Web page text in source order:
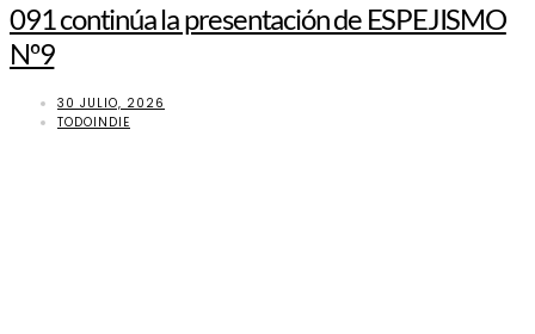
091 continúa la presentación de ESPEJISMO
Nº9
30 JULIO, 2026
TODOINDIE